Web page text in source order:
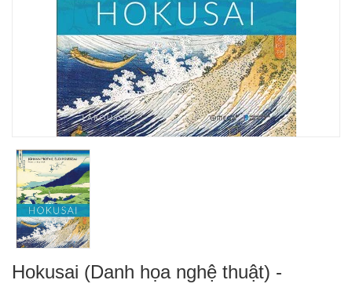
Hokusai (Danh họa nghệ thuật) -